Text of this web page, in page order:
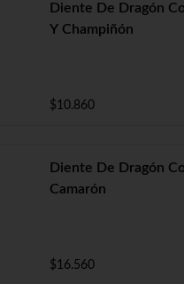
Diente De Dragón
Y Champiñón
$10.860
Diente De Dragón
Camarón
$16.560